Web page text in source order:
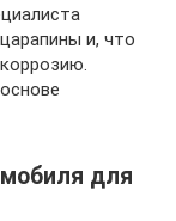
и, что
для